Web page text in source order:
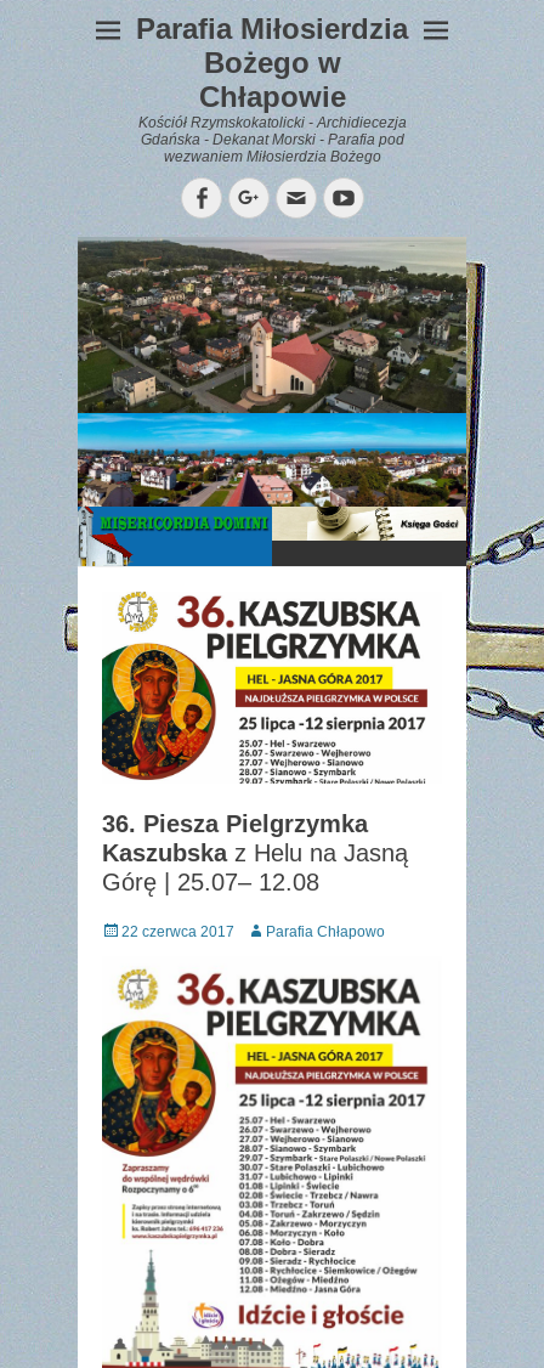
Parafia Miłosierdzia
Bożego w
Chłapowie
Kościół Rzymskokatolicki - Archidiecezja
Gdańska - Dekanat Morski - Parafia pod
wezwaniem Miłosierdzia Bożego
FacebookGoogleplus
EmailYouTube
WYPOCZYNEK
Gazetka
Parafialna
36. Piesza Pielgrzymka
Kaszubskaz Helu na Jasną
Górę | 25.07– 12.08
Posted
22 czerwca 2017 Author
Parafia Chłapowo